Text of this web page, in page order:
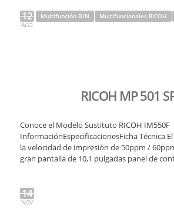
12
AGO
Multifunción B/N Multifuncionales RICOH
RICOH MP 501
Conoce el Modelo Sustituto RICOH IM550F
InformaciónEspecificacionesFicha Técnica
la velocidad de impresión de 50ppm /
gran pantalla de 10,1 pulgadas panel de
14
NOV